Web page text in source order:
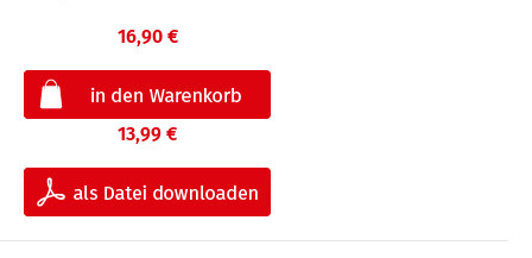
16,90 €
13,99 €